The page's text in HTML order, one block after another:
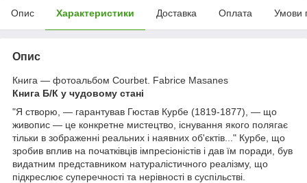
Опис Характеристики Доставка Оплата Умови
Опис
Книга — фотоальбом Courbet. Fabrice Masanes
Книга Б/К у чудовому стані
"Я створю, — гарантував Гюстав Курбе (1819-1877), — що
живопис — це конкретне мистецтво, існування якого полягає
тільки в зображенні реальних і наявних об'єктів..." Курбе, що
зробив вплив на початківців імпресіоністів і дав їм поради, був
видатним представником натуралістичного реалізму, що
підкреслює суперечності та нерівності в суспільстві.